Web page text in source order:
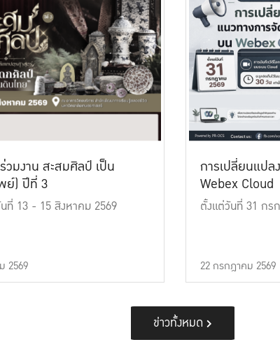
วมงาน สะสมศิลป์ เป็น
ย์) ปีที่ 3
นที่ 13 - 15 สิงหาคม 2569
2569
การเปลี่ยนแป
Webex Cloud
ตั้งแต่วันที่ 31 กร
22 กรกฎาคม 2569
ข่าวทั้งหมด